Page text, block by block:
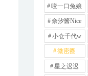
咬一口兔娘
奈汐酱Nice
小仓千代w
微密圈
星之迟迟